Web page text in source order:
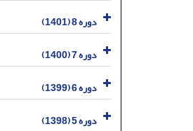
دوره 8 (1401)
دوره 7 (1400)
دوره 6 (1399)
دوره 5 (1398)